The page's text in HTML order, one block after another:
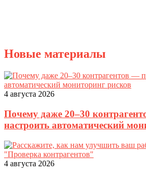
Новые материалы
4 августа 2026
Почему даже 20–30
настроить автоматический
4 августа 2026